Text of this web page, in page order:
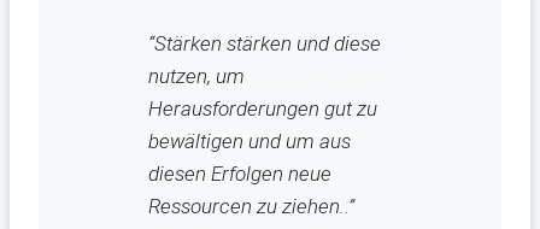
“Stärken stärken und diese
nutzen, um
Herausforderungen gut zu
bewältigen und um aus
diesen Erfolgen neue
Ressourcen zu ziehen..”